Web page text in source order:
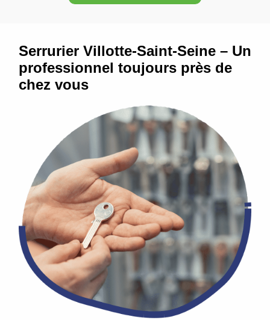
Serrurier Villotte-Saint-Seine – Un
professionnel toujours près de
chez vous